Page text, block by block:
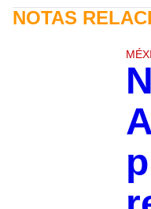
NOTAS